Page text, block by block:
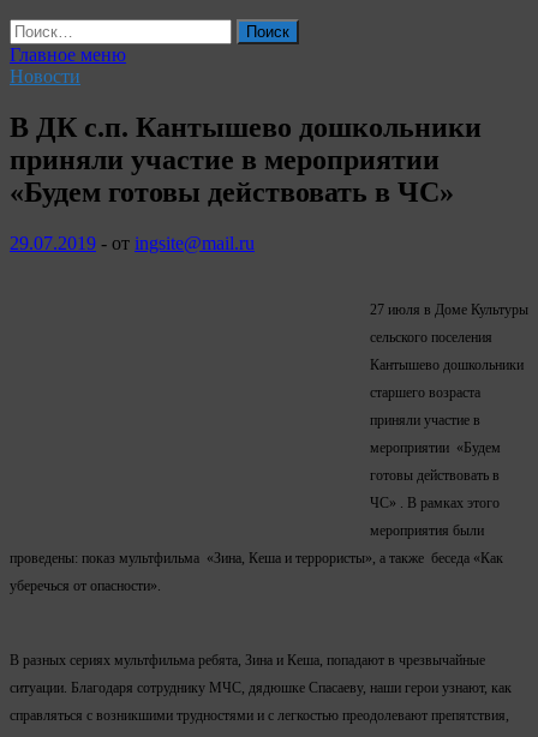
Найти:
Главное меню
Новости
В ДК с.п. Кантышево дошкольники
приняли участие в мероприятии
«Будем готовы действовать в ЧС»
29.07.2019 - от ingsite@mail.ru
27 июля в Доме Культуры
сельского поселения
Кантышево дошкольники
старшего возраста
приняли участие в
мероприятии «Будем
готовы действовать в
ЧС» . В рамках этого
мероприятия были
проведены: показ мультфильма «Зина, Кеша и террористы», а также беседа «Как
уберечься от опасности».
В разных сериях мультфильма ребята, Зина и Кеша, попадают в чрезвычайные
ситуации. Благодаря сотруднику МЧС, дядюшке Спасаеву, наши герои узнают, как
справляться с возникшими трудностями и с легкостью преодолевают препятствия,